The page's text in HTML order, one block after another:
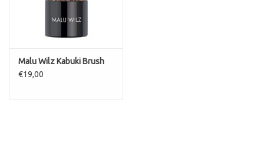
Malu Wilz Kabuki Brush
€19,00